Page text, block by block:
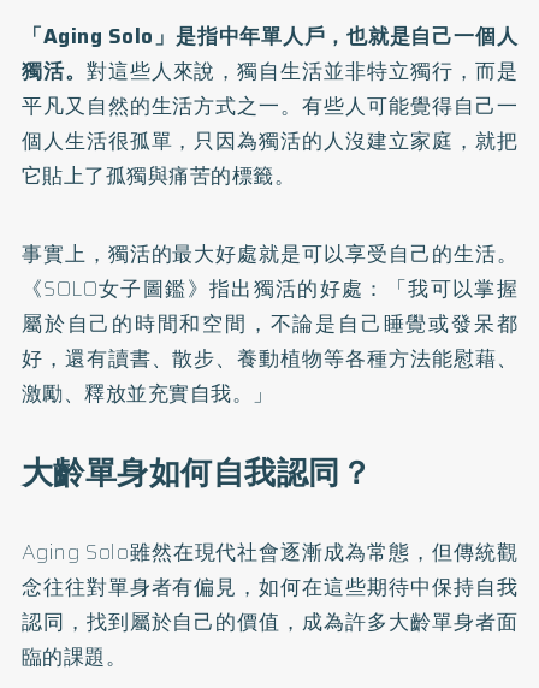
「Aging Solo」是指中年單人戶，也就是自己一個人
獨活。 對這些人來說，獨自生活並非特立獨行，而是
平凡又自然的生活方式之一。有些人可能覺得自己一
個人生活很孤單，只因為獨活的人沒建立家庭，就把
它貼上了孤獨與痛苦的標籤。
事實上，獨活的最大好處就是可以享受自己的生活。
《SOLO女子圖鑑》 指出獨活的好處：「我可以掌握
屬於自己的時間和空間，不論是自己睡覺或發呆都
好，還有讀書、散步、養動植物等各種方法能慰藉、
激勵、釋放並充實自我。」
大齡單身如何自我認同？
Aging Solo雖然在現代社會逐漸成為常態，但傳統觀
念往往對單身者有偏見，如何在這些期待中保持自我
認同，找到屬於自己的價值，成為許多大齡單身者面
臨的課題。